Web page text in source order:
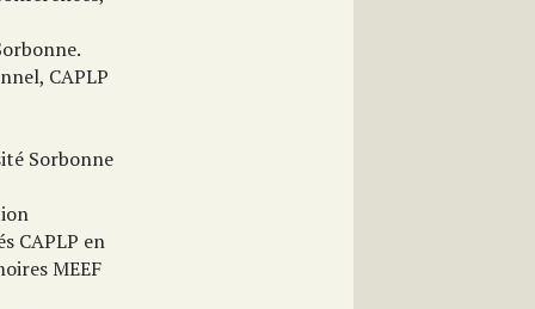
CAPLP
Sorbonne
CAPLP en
MEEF